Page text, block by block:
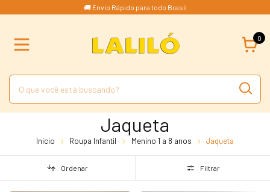
🚚 Envio Rápido para todo Brasil
0
Jaqueta
Início Roupa Infantil Menino 1 a 8 anos Jaqueta
Ordenar Filtrar